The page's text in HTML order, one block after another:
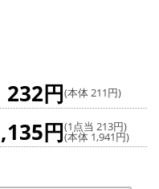
232円(本体 211円)
円(1点当 213円)
(本体 1,941円)